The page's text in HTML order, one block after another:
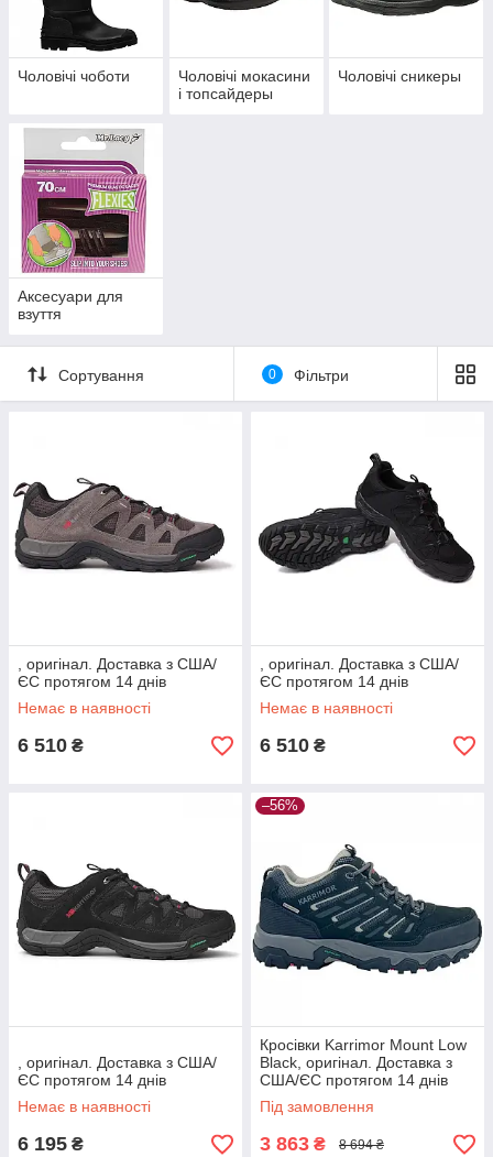
Чоловічі чоботи
Чоловічі мокасини
і топсайдеры
Чоловічі сникеры
Аксесуари для
взуття
Сортування 0 Фільтри
, оригінал. Доставка з США/
ЄС протягом 14 днів
Немає в наявності
6 510 ₴
, оригінал. Доставка з США/
ЄС протягом 14 днів
Немає в наявності
6 510 ₴
, оригінал. Доставка з США/
ЄС протягом 14 днів
Немає в наявності
6 195 ₴
–56%
Кросівки Karrimor Mount Low
Black, оригінал. Доставка з
США/ЄС протягом 14 днів
Під замовлення
3 863 ₴ 8 694 ₴